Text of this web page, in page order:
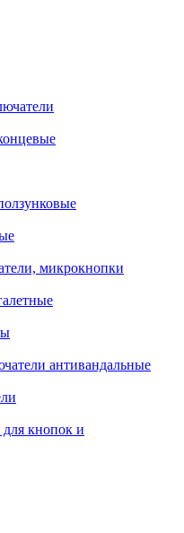
микрокнопки
антивандальные
кнопок и